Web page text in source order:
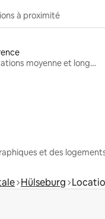
à proximité
Locations moyenne et longue durée
et des
Hülseburg